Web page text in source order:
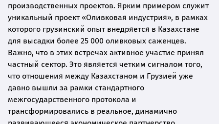
производственных проектов. Ярким примером служит
уникальный проект «Оливковая индустрия», в рамках
которого грузинский опыт внедряется в Казахстане
для высадки более 25 000 оливковых саженцев.
Важно, что в этих встречах активное участие принял
частный сектор. Это является четким сигналом того,
что отношения между Казахстаном и Грузией уже
давно вышли за рамки стандартного
межгосударственного протокола и
трансформировались в реальное, динамично